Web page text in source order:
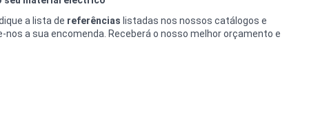
a lista de referências listadas nos nossos catálogos e
nos a sua encomenda. Receberá o nosso melhor orçamento e